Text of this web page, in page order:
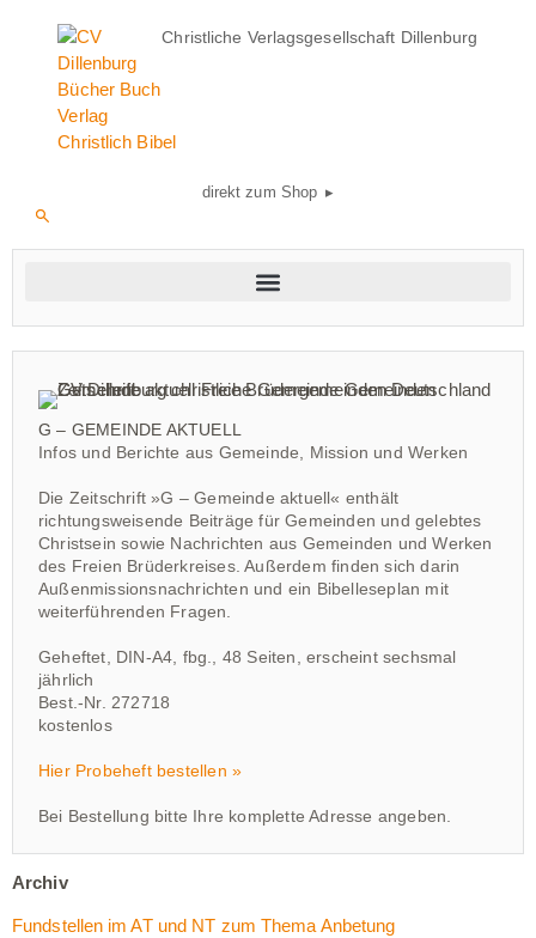
Christliche Verlagsgesellschaft Dillenburg
direkt zum Shop ▸
G – GEMEINDE AKTUELL
Infos und Berichte aus Gemeinde, Mission und Werken
Die Zeitschrift »G – Gemeinde aktuell« enthält
richtungsweisende Beiträge für Gemeinden und gelebtes
Christsein sowie Nachrichten aus Gemeinden und Werken
des Freien Brüderkreises. Außerdem finden sich darin
Außenmissionsnachrichten und ein Bibelleseplan mit
weiterführenden Fragen.
Geheftet, DIN-A4, fbg., 48 Seiten, erscheint sechsmal
jährlich
Best.-Nr. 272718
kostenlos
Hier Probeheft bestellen »
Bei Bestellung bitte Ihre komplette Adresse angeben.
Archiv
Fundstellen im AT und NT zum Thema Anbetung